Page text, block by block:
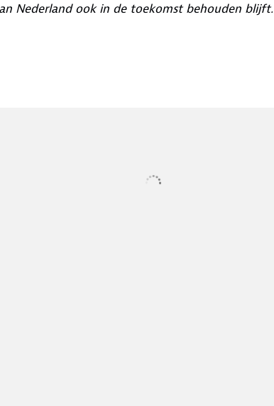
Nederland ook in de toekomst behouden blijft.